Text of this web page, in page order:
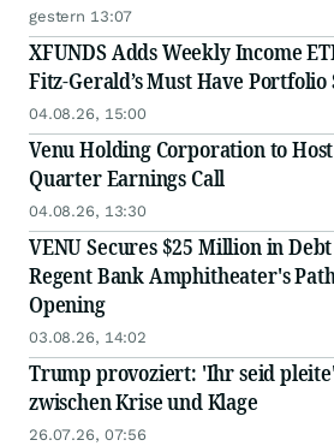
gestern 13:07
XFUNDS Adds Weekly Income
Fitz-Gerald’s Must Have Portfolio
04.08.26, 15:00
Venu Holding Corporation to
Quarter Earnings Call
04.08.26, 13:30
VENU Secures $25 Million in
Regent Bank Amphitheater's
Opening
03.08.26, 14:02
Trump provoziert: 'Ihr seid
zwischen Krise und Klage
26.07.26, 07:56